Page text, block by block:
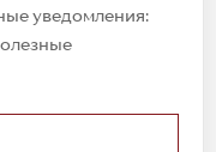
уведомления: